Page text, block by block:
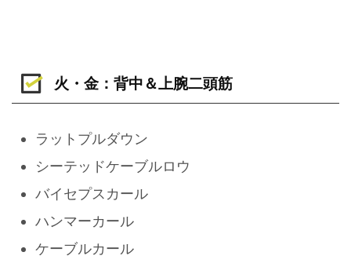
火・金：背中＆上腕二頭筋
ラットプルダウン
シーテッドケーブルロウ
バイセプスカール
ハンマーカール
ケーブルカール